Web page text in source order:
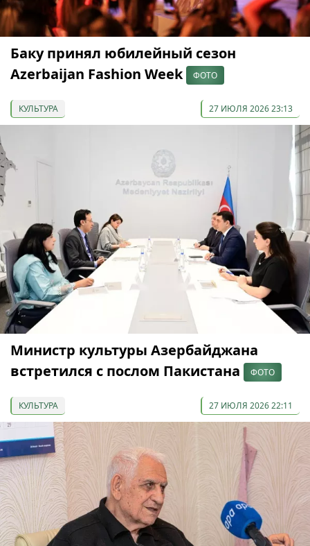
Баку принял юбилейный сезон
Azerbaijan Fashion Week
ФОТО
КУЛЬТУРА 27 ИЮЛЯ 2026 23:13
Министр культуры Азербайджана
встретился с послом Пакистана
ФОТО
КУЛЬТУРА 27 ИЮЛЯ 2026 22:11